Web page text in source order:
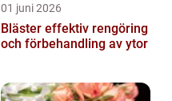
01 juni 2026
Bläster effektiv rengöring
och förbehandling av ytor